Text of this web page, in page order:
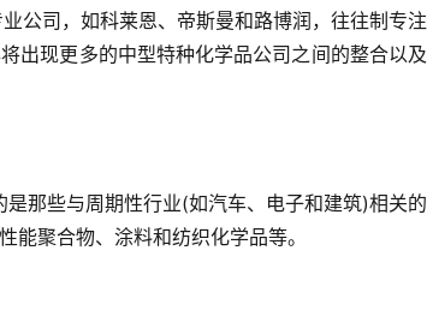
公司，如科莱恩、帝斯曼和路博润，往往制专
出现更多的中型特种化学品公司之间的整合以
那些与周期性行业(如汽车、电子和建筑)相关
聚合物、涂料和纺织化学品等。